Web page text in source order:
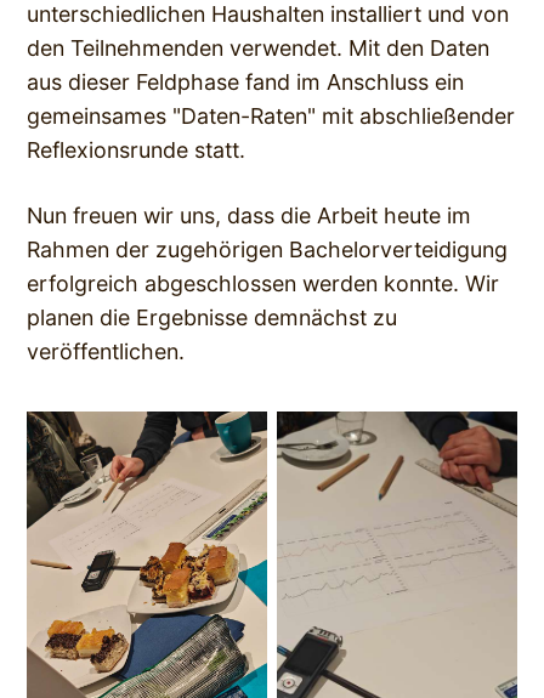
unterschiedlichen Haushalten installiert und von
den Teilnehmenden verwendet. Mit den Daten
aus dieser Feldphase fand im Anschluss ein
gemeinsames "Daten-Raten" mit abschließender
Reflexionsrunde statt.
Nun freuen wir uns, dass die Arbeit heute im
Rahmen der zugehörigen Bachelorverteidigung
erfolgreich abgeschlossen werden konnte. Wir
planen die Ergebnisse demnächst zu
veröffentlichen.